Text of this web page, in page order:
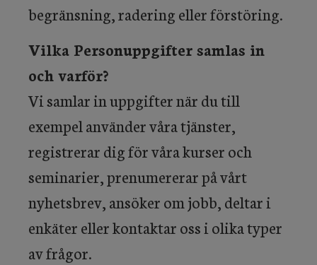
begränsning, radering eller förstöring.
Vilka Personuppgifter samlas in
och varför?
Vi samlar in uppgifter när du till
exempel använder våra tjänster,
registrerar dig för våra kurser och
seminarier, prenumererar på vårt
nyhetsbrev, ansöker om jobb, deltar i
enkäter eller kontaktar oss i olika typer
av frågor.